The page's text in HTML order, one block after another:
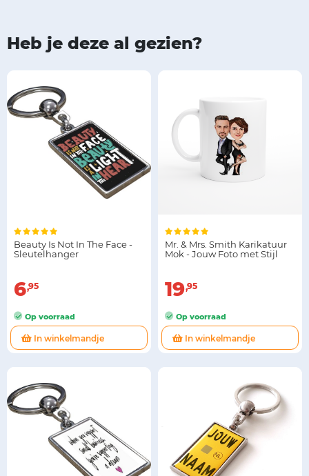
Heb je deze al gezien?
Beauty Is Not In The Face -
Sleutelhanger
6 95
Op voorraad
In winkelmandje
Mr. & Mrs. Smith Karikatuur
Mok - Jouw Foto met Stijl
19 95
Op voorraad
In winkelmandje